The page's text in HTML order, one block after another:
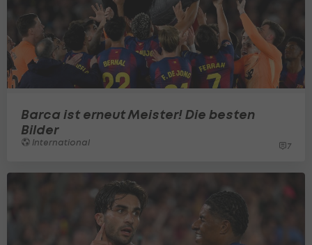
Barca ist erneut Meister! Die besten
Bilder
International 7